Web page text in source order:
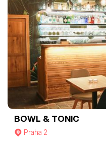
BOWL & TONIC
Praha 2